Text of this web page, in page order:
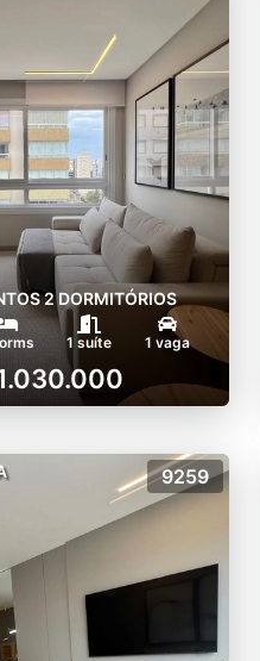
2 DORMITÓRIOS
1 suíte 1 vaga
9259